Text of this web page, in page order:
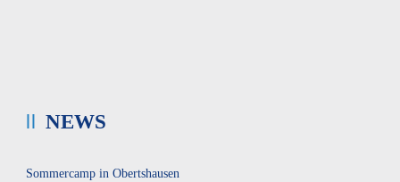
NEWS
Sommercamp in Obertshausen